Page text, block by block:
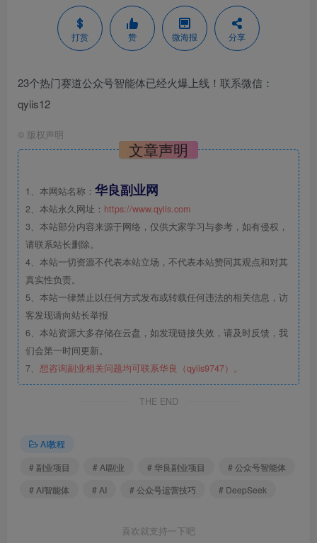
打赏 赞 微海报 分享
23个热门赛道公众号智能体已经火爆上线！联系微信：
qyiis12
© 版权声明
文章声明
1、本网站名称： 华良副业网
2、本站永久网址： https://www.qyiis.com
3、本站部分内容来源于网络，仅供大家学习与参考，如有侵权，
请联系站长删除。
4、本站一切资源不代表本站立场，不代表本站赞同其观点和对其
真实性负责。
5、本站一律禁止以任何方式发布或转载任何违法的相关信息，访
客发现请向站长举报
6、本站资源大多存储在云盘，如发现链接失效，请及时反馈，我
们会第一时间更新。
7、 想咨询副业相关问题均可联系华良（qyiis9747）。
THE END
AI教程
# 副业项目
# AI副业 # 华良副业项目
# 公众号智能体
# AI智能体
# AI # 公众号运营技巧 # DeepSeek
喜欢就支持一下吧